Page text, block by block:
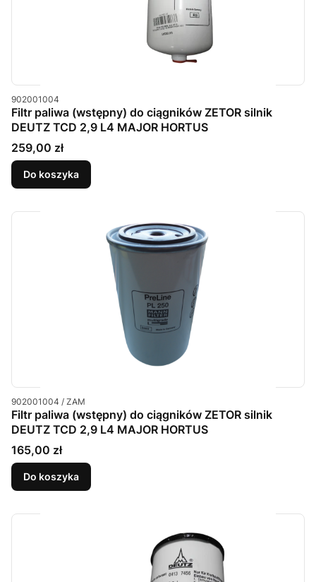
Kod produktu
902001004
Filtr paliwa (wstępny) do ciągników ZETOR silnik
DEUTZ TCD 2,9 L4 MAJOR HORTUS
Cena
259,00 zł
Do koszyka
Kod produktu
902001004 / ZAM
Filtr paliwa (wstępny) do ciągników ZETOR silnik
DEUTZ TCD 2,9 L4 MAJOR HORTUS
Cena
165,00 zł
Do koszyka